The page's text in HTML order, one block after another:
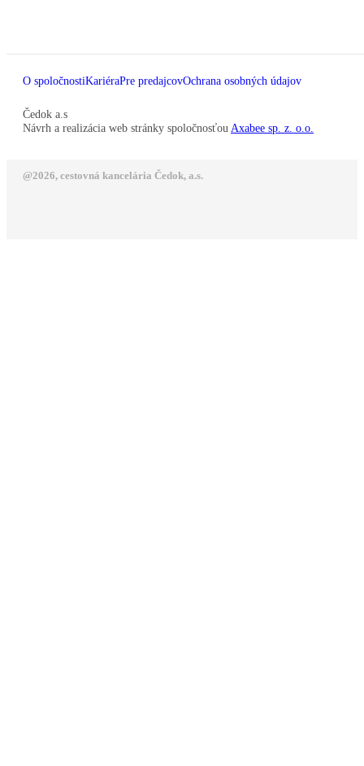
O spoločnostiKariéraPre predajcovOchrana osobných údajov
Čedok a.s
Návrh a realizácia web stránky spoločnosťou Axabee sp. z. o.o.
@2026, cestovná kancelária Čedok, a.s.